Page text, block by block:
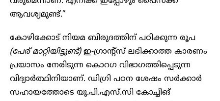
ആവശ്യമുണ്ട്.”
കോഴിക്കോട് നിയമ ബിരുദത്തിന് പഠിക്കുന്ന രൂപ
(പേര് മാറ്റിയിട്ടുണ്ട്)ഇ-ഗ്രാന്റ്സ് ലഭിക്കാത്ത കാരണം
പ്രയാസം നേരിടുന്ന കൊറഗ വിഭാഗത്തിപ്പെടുന്ന
വിദ്യാർത്ഥിനിയാണ്. ഡിഗ്രി പഠന ശേഷം സർക്കാർ
സഹായത്തോടെ യു.പി.എസ്.സി കോച്ചിങ്